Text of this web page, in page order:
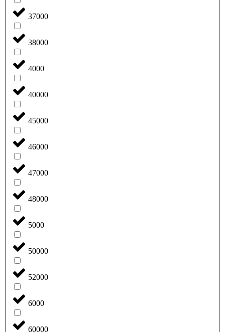
37000
38000
4000
40000
45000
46000
47000
48000
5000
50000
52000
6000
60000